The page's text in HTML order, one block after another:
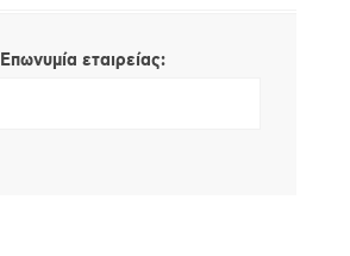
Επωνυμία εταιρείας: